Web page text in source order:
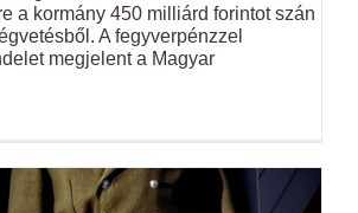
a kormány 450 milliárd forintot szán
A fegyverpénzzel
megjelent a Magyar